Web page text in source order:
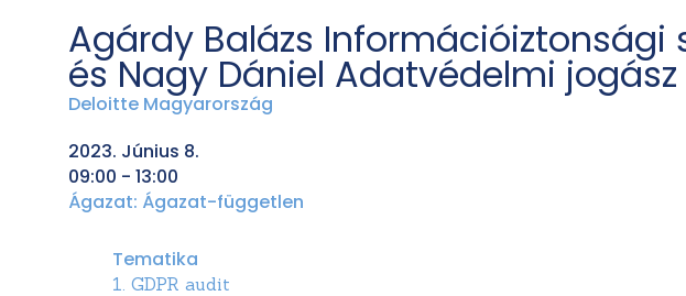
Agárdy Balázs Információiztonsági
és Nagy Dániel Adatvédelmi jogász
Deloitte Magyarország
2023. Június 8.
09:00 - 13:00
Ágazat: Ágazat-független
Tematika
1. GDPR audit